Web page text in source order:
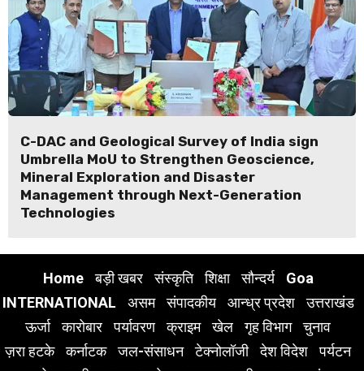
C-DAC and Geological Survey of India sign
Umbrella MoU to Strengthen Geoscience,
Mineral Exploration and Disaster
Management through Next-Generation
Technologies
Home बड़ी खबर संस्कृति शिक्षा सौन्दर्य
Goa
INTERNATIONAL
असम संपादकीय आन्ध्र प्रदेश
उत्तराखंड
ऊर्जा
कारोबार पर्यावरण क्राइम खेल गृह विभाग
चुनाव
ज़रा हटके
कर्नाटक जल-संसाधन टेक्नोलॉजी देश विदेश
पर्यटन